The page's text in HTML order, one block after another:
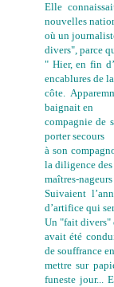
Elle
nouvelles
où un
divers", parce
" Hier, en fin
encablures de la
côte.
baignait en
compagnie de
porter secours
à son
la diligence des
maîtres-
Suivaient
d’artifice qui
Un "fait divers"
avait été
de souffrance
mettre sur
funeste jour...